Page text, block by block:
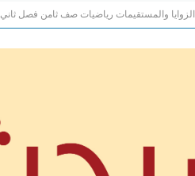
والمستقيمات رياضيات صف ثامن فصل ثاني